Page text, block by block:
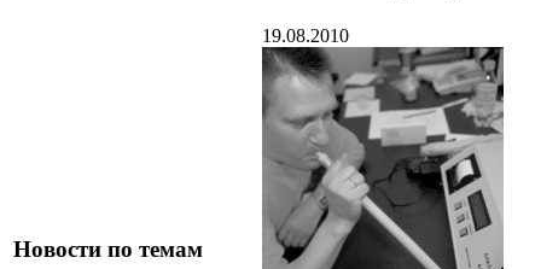
Новости по темам
19.08.2010